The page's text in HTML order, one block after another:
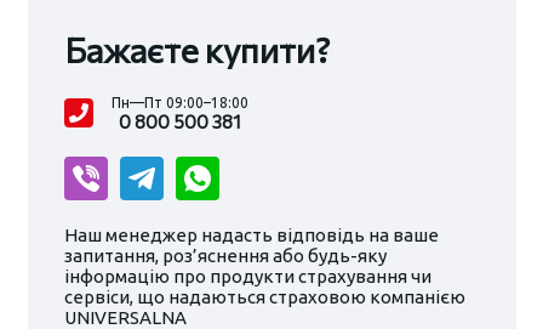
Бажаєте купити?
Пн—Пт 09:00–18:00
0 800 500 381
Наш менеджер надасть відповідь на ваше
запитання, роз’яснення або будь-яку
інформацію про продукти страхування чи
сервіси, що надаються страховою компанією
UNIVERSALNA